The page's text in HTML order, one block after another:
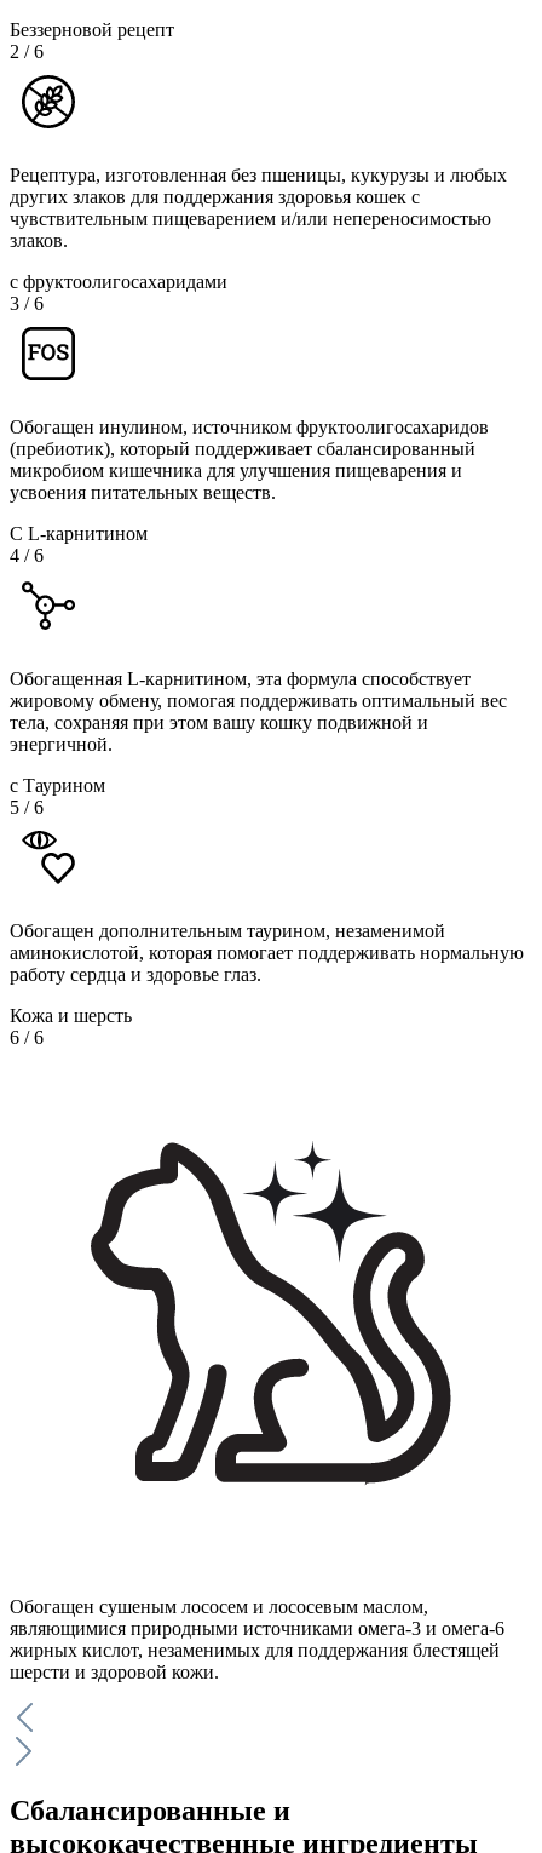
Беззерновой рецепт
2 /6
Рецептура, изготовленная без пшеницы, кукурузы и любых
других злаков для поддержания здоровья кошек с
чувствительным пищеварением и/или непереносимостью
злаков.
с фруктоолигосахаридами
3 /6
Обогащен инулином, источником фруктоолигосахаридов
(пребиотик), который поддерживает сбалансированный
микробиом кишечника для улучшения пищеварения и
усвоения питательных веществ.
С L-карнитином
4 /6
Обогащенная L-карнитином, эта формула способствует
жировому обмену, помогая поддерживать оптимальный вес
тела, сохраняя при этом вашу кошку подвижной и
энергичной.
с Таурином
5 /6
Обогащен дополнительным таурином, незаменимой
аминокислотой, которая помогает поддерживать нормальную
работу сердца и здоровье глаз.
Кожа и шерсть
6 /6
Обогащен сушеным лососем и лососевым маслом,
являющимися природными источниками омега-3 и омега-6
жирных кислот, незаменимых для поддержания блестящей
шерсти и здоровой кожи.
Сбалансированные и
высококачественные ингредиенты